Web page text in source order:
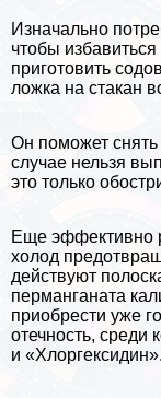
Изначально
чтобы
приготовить
ложка на стакан
Он поможет
случае нельзя
это только
Еще эффективно
холод
действуют
перманганата
приобрести уже
отечность,
и «Хлоргексидин».